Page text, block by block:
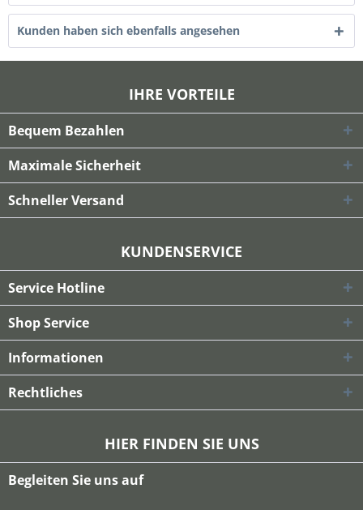
Kunden haben sich ebenfalls angesehen
IHRE VORTEILE
Bequem Bezahlen
Maximale Sicherheit
Schneller Versand
KUNDENSERVICE
Service Hotline
Shop Service
Informationen
Rechtliches
HIER FINDEN SIE UNS
Begleiten Sie uns auf